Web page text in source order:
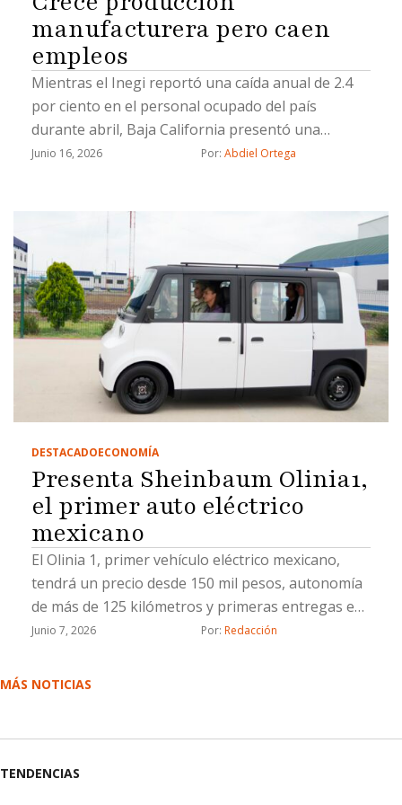
manufacturera pero caen
empleos
Mientras el Inegi reportó una caída anual de 2.4
por ciento en el personal ocupado del país
durante abril, Baja California presentó una
reducción de 1.21 por ciento en trabajadores
Junio 16, 2026 Por: Abdiel Ortega
DESTACADOECONOMÍA
Presenta Sheinbaum Olinia1,
el primer auto eléctrico
mexicano
El Olinia 1, primer vehículo eléctrico mexicano,
tendrá un precio desde 150 mil pesos, autonomía
de más de 125 kilómetros y primeras entregas en
verano de 2027
Junio 7, 2026 Por: Redacción
MÁS NOTICIAS
TENDENCIAS